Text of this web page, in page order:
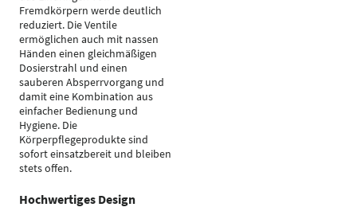
Fremdkörpern werde deutlich
reduziert. Die Ventile
ermöglichen auch mit nassen
Händen einen gleichmäßigen
Dosierstrahl und einen
sauberen Absperrvorgang und
damit eine Kombination aus
einfacher Bedienung und
Hygiene. Die
Körperpflegeprodukte sind
sofort einsatzbereit und bleiben
stets offen.
Hochwertiges Design